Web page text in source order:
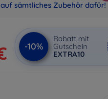
auf sämtliches Zubehör dafür!
-10%
Rabatt mit
Gutschein
EXTRA10